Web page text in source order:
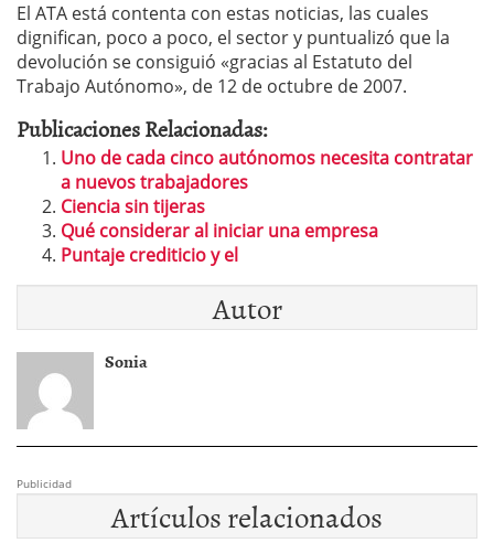
El ATA está contenta con estas noticias, las cuales
dignifican, poco a poco, el sector y puntualizó que la
devolución se consiguió «gracias al Estatuto del
Trabajo Autónomo», de 12 de octubre de 2007.
Publicaciones Relacionadas:
Uno de cada cinco autónomos necesita contratar
a nuevos trabajadores
Ciencia sin tijeras
Qué considerar al iniciar una empresa
Puntaje crediticio y el
Autor
Sonia
Publicidad
Artículos relacionados